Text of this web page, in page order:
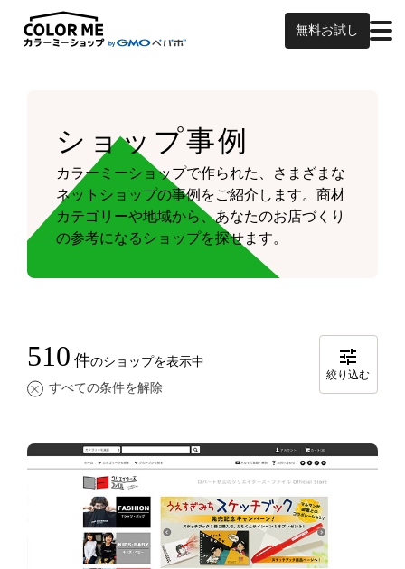
無料お試し
ショップ事例
カラーミーショップで作られた、さまざまな
ネットショップの事例をご紹介します。商材
カテゴリーや地域から、あなたのお店づくり
の参考になるショップを探せます。
510 件のショップを表示中
すべての条件を解除
絞り込む